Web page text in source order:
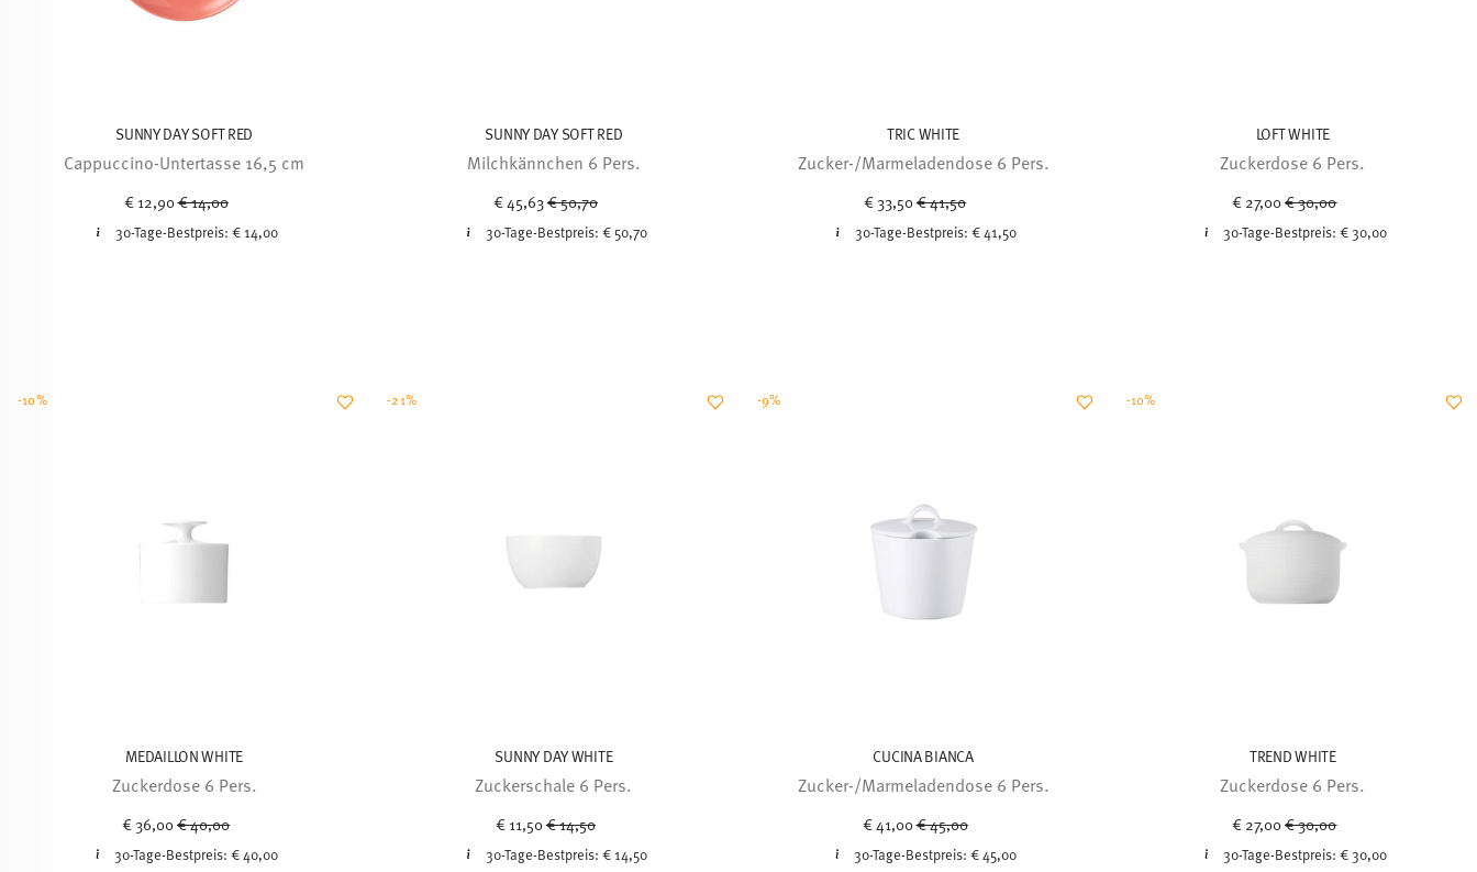
SUNNY DAY SOFT RED
Cappuccino-Untertasse 16,5 cm
€ 12,90Price reduced from
€ 14,00
30-Tage-Bestpreis: € 14,00
SUNNY DAY SOFT RED
Milchkännchen 6 Pers.
€ 45,63Price reduced from
€ 50,70
30-Tage-Bestpreis: € 50,70
TRIC WHITE
Zucker-/Marmeladendose 6 Pers.
€ 33,50Price reduced from
€ 41,50
30-Tage-Bestpreis: € 41,50
LOFT WHITE
Zuckerdose 6 Pers.
€ 27,00Price reduced from
€ 30,00
30-Tage-Bestpreis:€ 30,00
MEDAILLON WHITE
Zuckerdose 6 Pers.
€ 36,00 Price reduced from
€ 40,00
30-Tage-Bestpreis:€ 40,00
-10%
SUNNY DAY WHITE
Zuckerschale 6 Pers.
€ 11,50 Price reduced from
€ 14,50
30-Tage-Bestpreis: € 14,50
-21%
CUCINA BIANCA
Zucker-/Marmeladendose 6 Pers.
€ 41,00 Price reduced from
€ 45,00
30-Tage-Bestpreis:€ 45,00
-9%
TREND WHITE
Zuckerdose 6 Pers.
€ 27,00Price reduced from
€ 30,00
30-Tage-Bestpreis:€ 30,00
-10%